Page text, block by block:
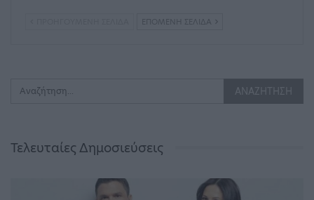
ΕΠΌΜΕΝΗ ΣΕΛΊΔΑ
Τελευταίες Δημοσιεύσεις